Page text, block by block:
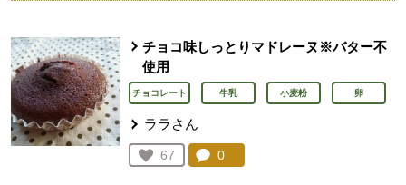
チョコ味しっとりマドレーヌ※バター不
使用
チョコレート 牛乳 小麦粉 卵
ララさん
お気に入り登録：
67
人が登録
コメント：
0